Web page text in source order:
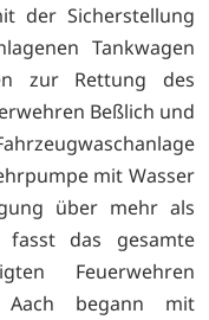
der Sicherstellung
Tankwagen
zur Rettung des
Beßlich und
mit Wasser
über mehr als
das gesamte
Feuerwehren
Aach begann mit